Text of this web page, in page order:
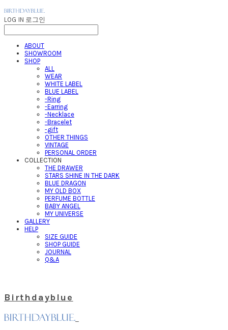
LOG IN 로그인
ABOUT
SHOWROOM
SHOP
ALL
WEAR
WHITE LABEL
BLUE LABEL
-Ring
-Earring
-Necklace
-Bracelet
-gift
OTHER THINGS
VINTAGE
PERSONAL ORDER
COLLECTION
THE DRAWER
STARS SHINE IN THE DARK
BLUE DRAGON
MY OLD BOX
PERFUME BOTTLE
BABY ANGEL
MY UNIVERSE
GALLERY
HELP
SIZE GUIDE
SHOP GUIDE
JOURNAL
Q&A
Birthdayblue